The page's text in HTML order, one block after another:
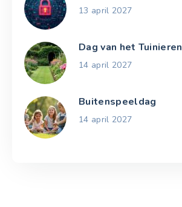
13 april 2027
Dag van het Tuinieren
14 april 2027
Buitenspeeldag
14 april 2027